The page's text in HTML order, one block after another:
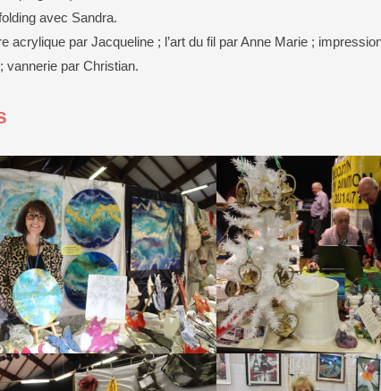
avec Sandra.
acrylique par Jacqueline ; l’art du fil par Anne Marie ;
vannerie par Christian.